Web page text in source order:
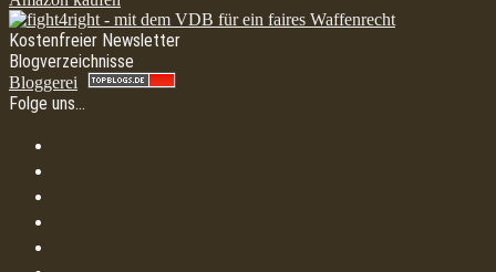
Kostenfreier Newsletter
Blogverzeichnisse
Bloggerei
Folge uns…